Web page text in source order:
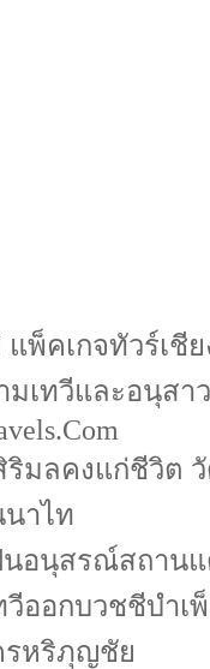
แพ็คเกจทัวร์เ
เทวีและอนุสา
ริมลคงแก่ชีวิต
าไท
นอนุสรณ์สถาน
วีออกบวชชีบำ
รหริภุญชัย